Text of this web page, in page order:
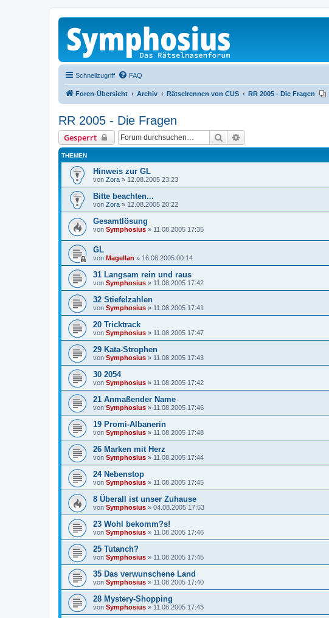
Schnellzugriff FAQ
Foren-Übersicht Archiv Rätselrennen von CUS RR 2005 - Die Fragen
RR 2005 - Die Fragen
Gesperrt Suche
THEMEN
Hinweis zur GL
von Zora » 12.08.2005 23:23
Bitte beachten...
von Zora » 12.08.2005 20:22
Gesamtlösung
von Symphosius » 11.08.2005 17:35
GL
von Magellan » 16.08.2005 00:14
31 Langsam rein und raus
von Symphosius » 11.08.2005 17:42
32 Stiefelzahlen
von Symphosius » 11.08.2005 17:41
20 Tricktrack
von Symphosius » 11.08.2005 17:47
29 Kata-Strophen
von Symphosius » 11.08.2005 17:43
30 2054
von Symphosius » 11.08.2005 17:42
21 Anmaßender Name
von Symphosius » 11.08.2005 17:46
19 Promi-Albanerin
von Symphosius » 11.08.2005 17:48
26 Marken mit Herz
von Symphosius » 11.08.2005 17:44
24 Nebenstop
von Symphosius » 11.08.2005 17:45
8 Überall ist unser Zuhause
von Symphosius » 04.08.2005 17:53
23 Wohl bekomm?s!
von Symphosius » 11.08.2005 17:46
25 Tutanch?
von Symphosius » 11.08.2005 17:45
35 Das verwunschene Land
von Symphosius » 11.08.2005 17:40
28 Mystery-Shopping
von Symphosius » 11.08.2005 17:43